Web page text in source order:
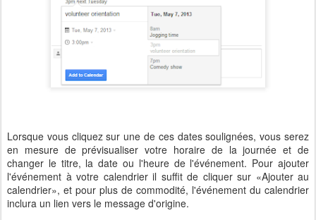
Lorsque vous cliquez sur une de ces dates soulignées, vous serez
en mesure de prévisualiser votre horaire de la journée et de
changer le titre, la date ou l'heure de l'événement. Pour ajouter
l'événement à votre calendrier il suffit de cliquer sur «Ajouter au
calendrier», et pour plus de commodité, l'événement du calendrier
inclura un lien vers le message d'origine.